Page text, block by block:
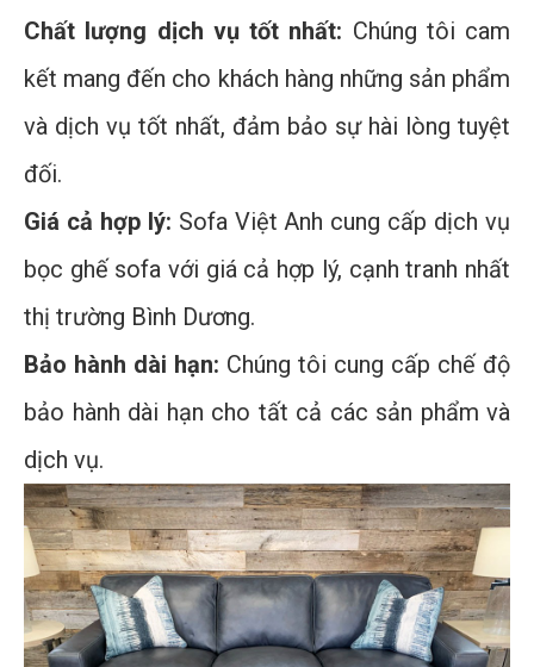
Chất lượng dịch vụ tốt nhất: Chúng tôi cam
kết mang đến cho khách hàng những sản phẩm
và dịch vụ tốt nhất, đảm bảo sự hài lòng tuyệt
đối.
Giá cả hợp lý: Sofa Việt Anh cung cấp dịch vụ
bọc ghế sofa với giá cả hợp lý, cạnh tranh nhất
thị trường Bình Dương.
Bảo hành dài hạn: Chúng tôi cung cấp chế độ
bảo hành dài hạn cho tất cả các sản phẩm và
dịch vụ.